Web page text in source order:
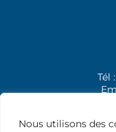
Nous utilisons des
Tél